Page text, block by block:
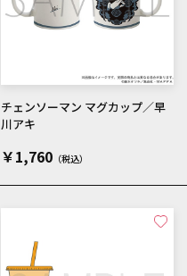
チェンソーマン マグカップ／早
川アキ
￥1,760